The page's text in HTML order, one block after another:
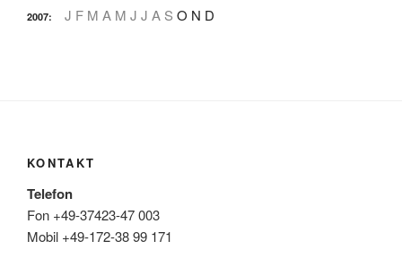
2007: J F M A M J J A S O N D
KONTAKT
Telefon
Fon +49-37423-47 003
Mobil +49-172-38 99 171